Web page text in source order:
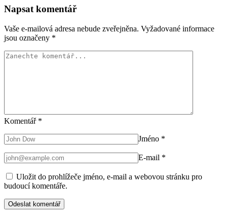
Napsat komentář
Vaše e-mailová adresa nebude zveřejněna. Vyžadované informace
jsou označeny *
Komentář *
Jméno *
E-mail *
Uložit do prohlížeče jméno, e-mail a webovou stránku pro
budoucí komentáře.